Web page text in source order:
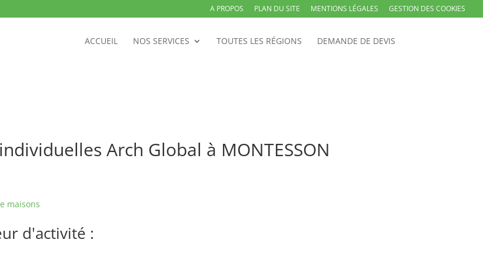
A PROPOS PLAN DU SITE MENTIONS LÉGALES GESTION DES COOKIES
ACCUEIL NOS SERVICES TOUTES LES RÉGIONS DEMANDE DE DEVIS
Arch Global à MONTESSON
maisons
d'activité :